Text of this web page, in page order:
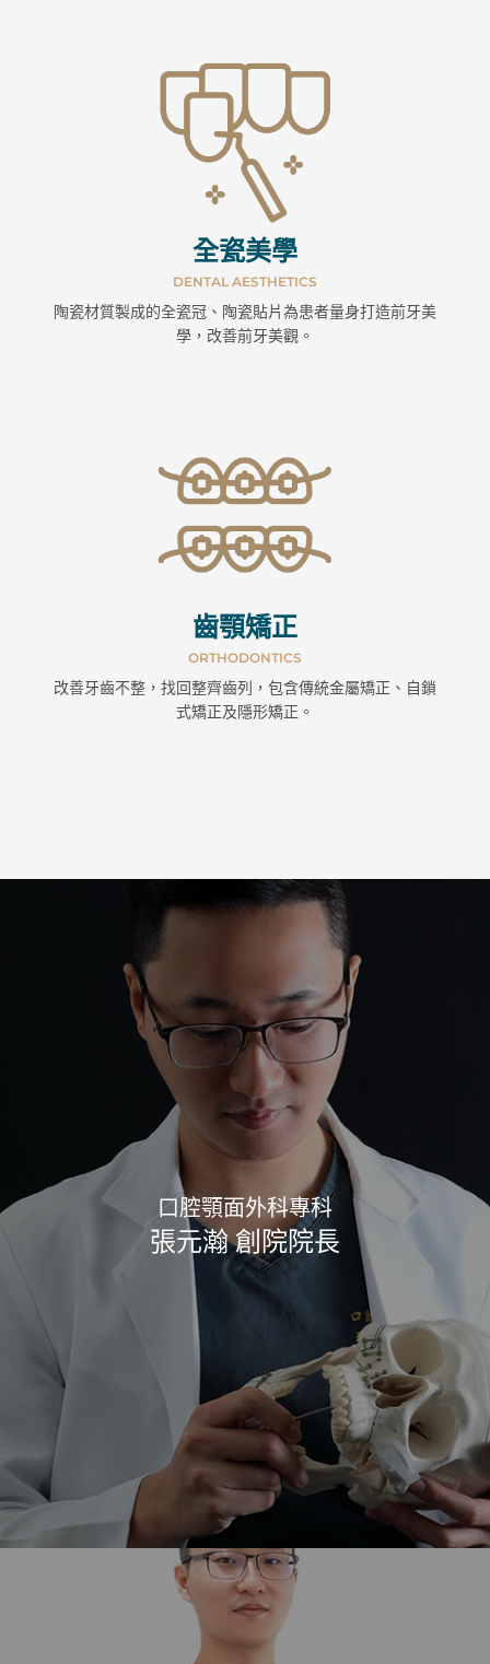
全瓷美學
DENTAL AESTHETICS
陶瓷材質製成的全瓷冠、陶瓷貼片為患者量身打造前牙美
學，改善前牙美觀。
齒顎矯正
ORTHODONTICS
改善牙齒不整，找回整齊齒列，包含傳統金屬矯正、自鎖
式矯正及隱形矯正。
口腔顎面外科專科
張元瀚 創院院長